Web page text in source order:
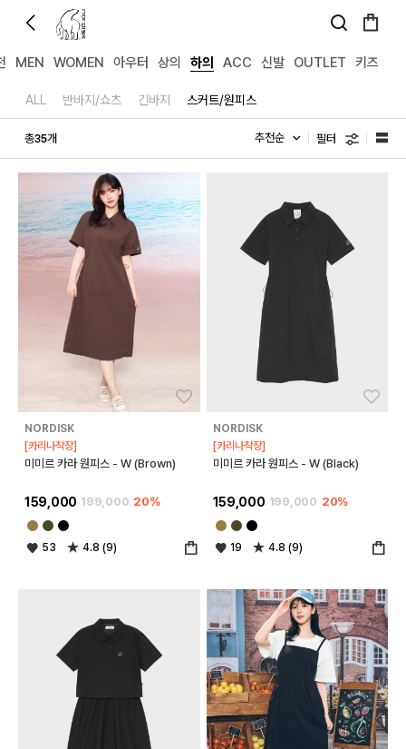
MEN WOMEN 아우터 상의 하의 ACC 신발 OUTLET 키즈
ALL 반바지/쇼츠 긴바지 스커트/원피스
총35개 필터
NORDISK
[카리나착장]
미미르 카라 원피스 - W (Brown)
159,000 199,000 20%
53 4.8 (9)
NORDISK
[카리나착장]
미미르 카라 원피스 - W (Black)
159,000 199,000 20%
19 4.8 (9)